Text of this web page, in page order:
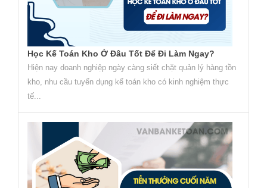
Học Kế Toán Kho Ở Đâu Tốt Để Đi Làm Ngay?
Hiện nay doanh nghiệp ngày càng siết chặt quản lý hàng tồn
kho, nhu cầu tuyển dụng kế toán kho có kinh nghiệm thực
tế...